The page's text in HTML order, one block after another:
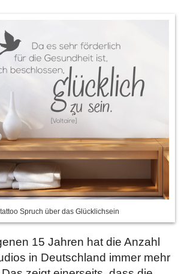
Spruch über das Glücklichsein
15 Jahren hat die Anzahl
in Deutschland immer mehr